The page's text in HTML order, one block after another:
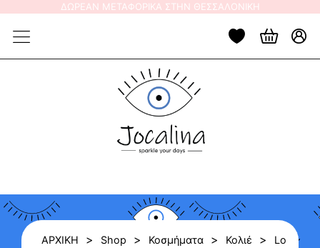
content
ΔΩΡΕΑΝ ΜΕΤΑΦΟΡΙΚΑ ΣΤΗΝ ΘΕΣΣΑΛΟΝΙΚΗ
ΑΡΧΙΚΗ > Shop > Κοσμήματα > Κολιέ >
Lo